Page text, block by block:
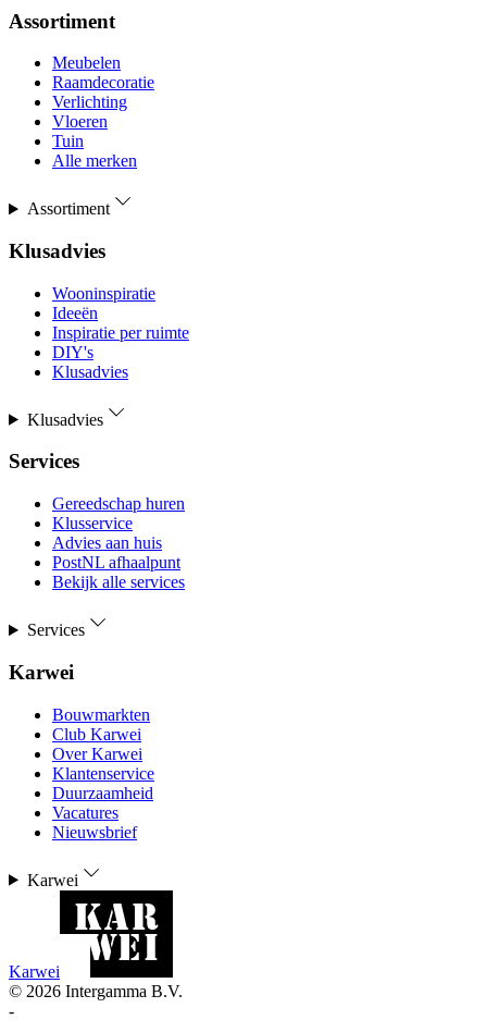
Assortiment
Meubelen
Raamdecoratie
Verlichting
Vloeren
Tuin
Alle merken
Assortiment
Klusadvies
Wooninspiratie
Ideeën
Inspiratie per ruimte
DIY's
Klusadvies
Klusadvies
Services
Gereedschap huren
Klusservice
Advies aan huis
PostNL afhaalpunt
Bekijk alle services
Services
Karwei
Bouwmarkten
Club Karwei
Over Karwei
Klantenservice
Duurzaamheid
Vacatures
Nieuwsbrief
Karwei
Karwei
© 2026 Intergamma B.V.
-